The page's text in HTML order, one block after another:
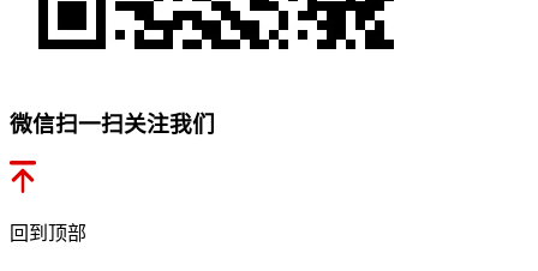
微信扫一扫关注我们
回到顶部